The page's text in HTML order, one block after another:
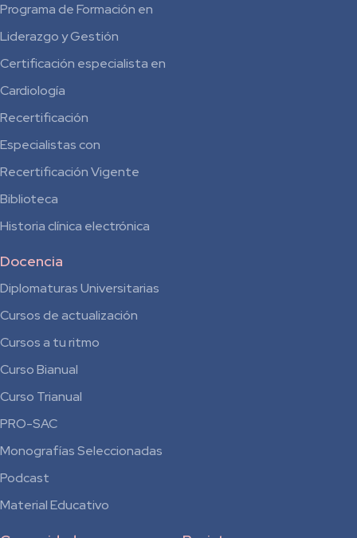
Programa de Formación en
Liderazgo y Gestión
Certificación especialista en
Cardiología
Recertificación
Especialistas con
Recertificación Vigente
Biblioteca
Historia clínica electrónica
Docencia
Diplomaturas Universitarias
Cursos de actualización
Cursos a tu ritmo
Curso Bianual
para
Residentes
Curso Trianual
PRO-SAC
Monografías Seleccionadas
Podcast
Material Educativo